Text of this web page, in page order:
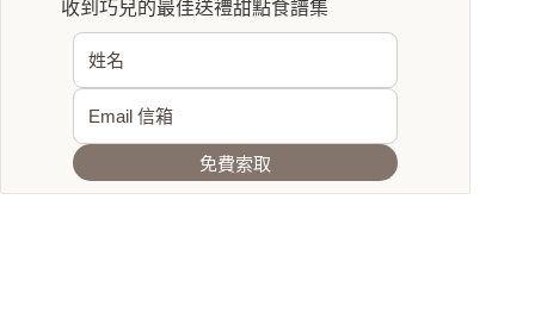
收到巧兒的最佳送禮甜點食譜集
免費索取